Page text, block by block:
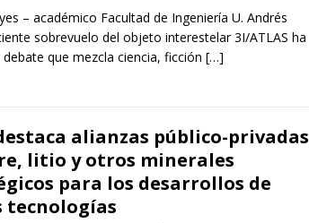
– académico Facultad de Ingeniería U. Andrés
sobrevuelo del objeto interestelar 3I/ATLAS ha
que mezcla ciencia, ficción […]
alianzas público-privadas
litio y otros minerales
para los desarrollos de
tecnologías